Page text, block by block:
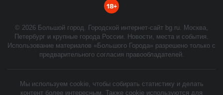
18+
© 2026 Большой город. Городской интернет-сайт bg.ru. Москва,
Петербург и крупные города России. Новости, места и события.
Использование материалов «Большого Города» разрешено только с
предварительного согласия правообладателей.
Мы используем cookie, чтобы собирать статистику и делать
контент более интересным. Также cookie используются для